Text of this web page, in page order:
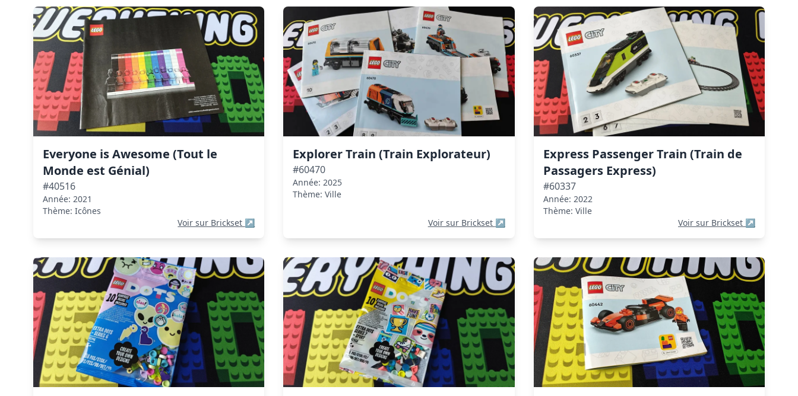
Everyone is Awesome (Tout le
Monde est Génial)
#40516
Année: 2021
Thème: Icônes
Voir sur Brickset ↗
Explorer Train (Train Explorateur)
#60470
Année: 2025
Thème: Ville
Voir sur Brickset ↗
Express Passenger Train (Train de
Passagers Express)
#60337
Année: 2022
Thème: Ville
Voir sur Brickset ↗